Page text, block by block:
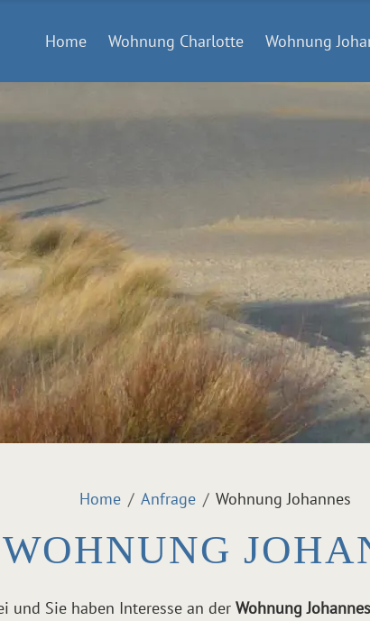
Home Wohnung Charlotte Wohnung
Home Anfrage Wohnung Johannes
und Sie haben Interesse an der Wohnung